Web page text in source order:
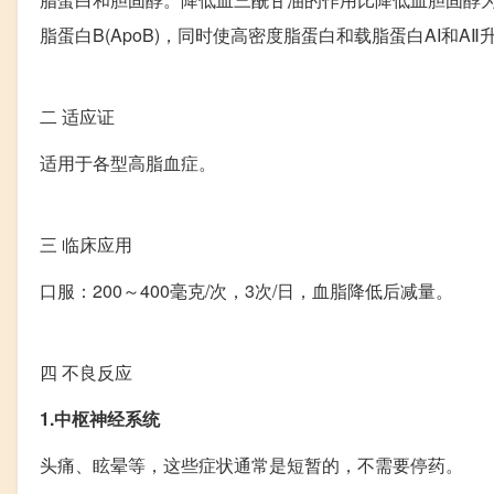
脂蛋白B(ApoB)，同时使高密度脂蛋白和载脂蛋白AI和AⅡ
二 适应证
适用于各型高脂血症。
三 临床应用
口服：200～400毫克/次，3次/日，血脂降低后减量。
四 不良反应
1.中枢神经系统
头痛、眩晕等，这些症状通常是短暂的，不需要停药。